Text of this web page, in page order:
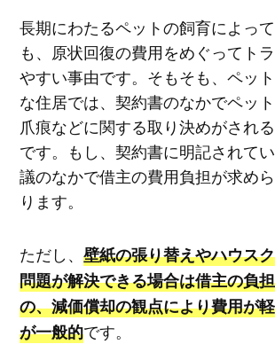
長期にわたるペットの飼育によっ
も、原状回復の費用をめぐってト
やすい事由です。そもそも、ペッ
な住居では、契約書のなかでペッ
爪痕などに関する取り決めがされ
です。もし、契約書に明記されて
議のなかで借主の費用負担が求め
ります。
ただし、 壁紙の張り替えやハウス
問題が解決できる場合は借主の負
の、減価償却の観点により費用が
が一般的です。